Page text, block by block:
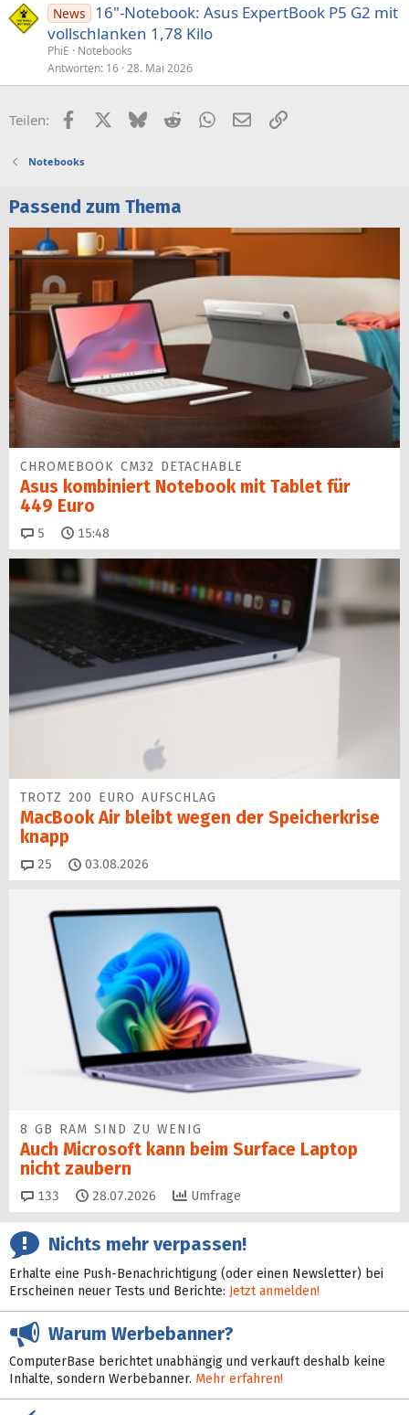
News
16"-Notebook: Asus ExpertBook P5 G2 mit
vollschlanken 1,78 Kilo
PhiE
Notebooks
Antworten 16 28. Mai 2026
Teilen: FacebookX (Twitter)
BlueskyRedditWhatsApp
E-MailLink
Notebooks
Passend zum Thema
CHROMEBOOK CM32 DETACHABLE
Asus kombiniert Notebook mit Tablet für
449 Euro
5 Kommentare
15:48
TROTZ 200 EURO AUFSCHLAG
MacBook Air bleibt wegen der Speicherkrise
knapp
25 Kommentare
03.08.2026
8 GB RAM SIND ZU WENIG
Auch Microsoft kann beim Surface Laptop
nicht zaubern
133 Kommentare
28.07.2026 Umfrage
Nichts mehr verpassen!
Erhalte eine Push-Benachrichtigung (oder einen Newsletter) bei
Erscheinen neuer Tests und Berichte: Jetzt anmelden!
Warum Werbebanner?
ComputerBase berichtet unabhängig und verkauft deshalb keine
Inhalte, sondern Werbebanner. Mehr erfahren!